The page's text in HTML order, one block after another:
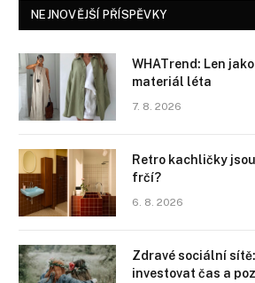
NEJNOVĚJŠÍ PŘÍSPĚVKY
WHATrend: Len
materiál léta
7. 8. 2026
Retro kachličky
frčí?
6. 8. 2026
Zdravé sociální
investovat čas a